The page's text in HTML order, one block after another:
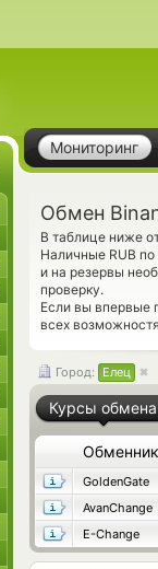
Мониторинг
Обмен
В таблице ниже
Наличные RUB
и на резервы
проверку.
Если вы впервые
всех
Город: Елец
Курсы обмена
Обменник
GoldenGate
AvanChange
E-Change